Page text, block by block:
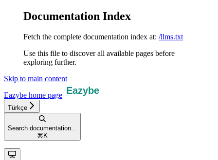
Documentation Index
Fetch the complete documentation index at: /llms.txt
Use this file to discover all available pages before
exploring further.
Skip to main content
Eazybe home page
Türkçe
Search documentation...
⌘ K